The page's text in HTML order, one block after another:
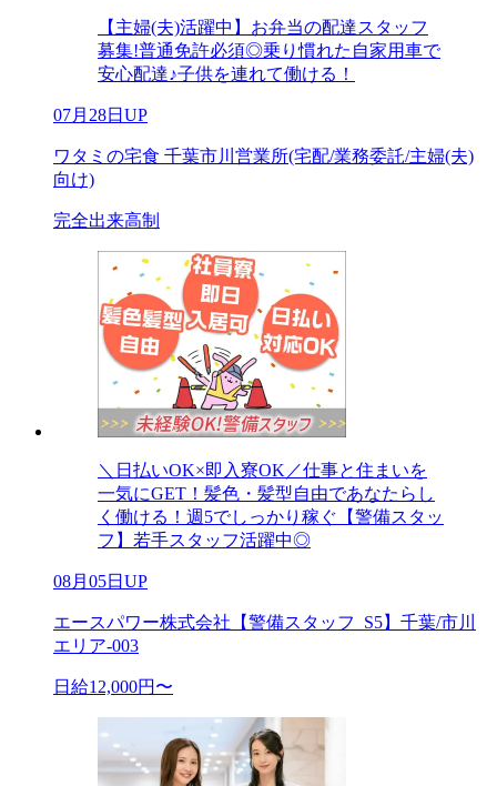
【主婦(夫)活躍中】お弁当の配達スタッフ
募集!普通免許必須◎乗り慣れた自家用車で
安心配達♪子供を連れて働ける！
07月28日UP
ワタミの宅食 千葉市川営業所(宅配/業務委託/主婦(夫)
向け)
完全出来高制
＼日払いOK×即入寮OK／仕事と住まいを
一気にGET！髪色・髪型自由であなたらし
く働ける！週5でしっかり稼ぐ【警備スタッ
フ】若手スタッフ活躍中◎
08月05日UP
エースパワー株式会社【警備スタッフ_S5】千葉/市川
エリア-003
日給12,000円〜